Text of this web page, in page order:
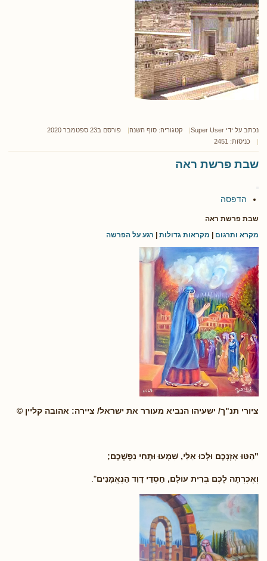
נכתב על ידי Super User קטגוריה: סוף השנה
פורסם ב23 ספטמבר 2020
כניסות: 2451
שבת פרשת ראה
הדפסה
שבת פרשת ראה
מקרא ותרגום
מקראות גדולות רגע על הפרשה
ציורי תנ"ך/ ישעיהו הנביא מעורר את ישראל/ ציירה: אהובה קליין ©
"הַטּוּ אָזְנְכֶם וּלְכוּ אֵלַי, שִׁמְעוּ וּתְחִי נַפְשְׁכֶם;
וְאֶכְרְתָה לָכֶם בְּרִית עוֹלָם, חַסְדֵי דָוִד הַנֶּאֱמָנִים".